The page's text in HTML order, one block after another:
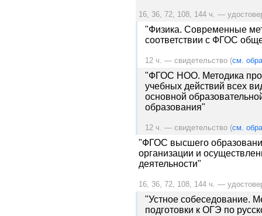
16, 36, 72, 108, 144 ч. —
"Физика. Современные
соответствии с ФГОС
12 ч. — свидетельство (см.
"ФГОС НОО. Методика
учебных действий всех
основной
образования"
12 ч. — свидетельство (см.
"ФГОС высшего
организации и
деятельности"
16, 36, 72, 108, 144 ч. —
"Устное собеседование.
подготовки к ОГЭ по